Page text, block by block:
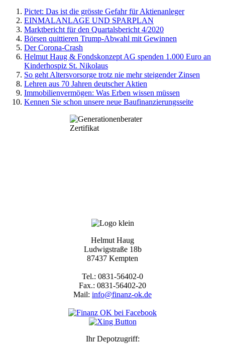
Pictet: Das ist die grösste Gefahr für Aktienanleger
EINMALANLAGE UND SPARPLAN
Marktbericht für den Quartalsbericht 4/2020
Börsen quittieren Trump-Abwahl mit Gewinnen
Der Corona-Crash
Helmut Haug & Fondskonzept AG spenden 1.000 Euro an
Kinderhospiz St. Nikolaus
So geht Altersvorsorge trotz nie mehr steigender Zinsen
Lehren aus 70 Jahren deutscher Aktien
Immobilienvermögen: Was Erben wissen müssen
Kennen Sie schon unsere neue Baufinanzierungsseite
Helmut Haug
Ludwigstraße 18b
87437 Kempten
Tel.: 0831-56402-0
Fax.: 0831-56402-20
Mail: info@finanz-ok.de
Ihr Depotzugriff: